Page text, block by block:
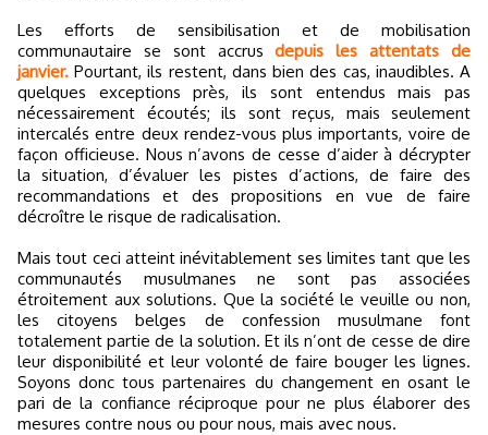
Les efforts de sensibilisation et de mobilisation
communautaire se sont accrusdepuis les attentats de
janvier. Pourtant, ils restent, dans bien des cas, inaudibles. A
quelques exceptions près, ils sont entendus mais pas
nécessairement écoutés; ils sont reçus, mais seulement
intercalés entre deux rendez-vous plus importants, voire de
façon officieuse. Nous n’avons de cesse d’aider à décrypter
la situation, d’évaluer les pistes d’actions, de faire des
recommandations et des propositions en vue de faire
décroître le risque de radicalisation.
Mais tout ceci atteint inévitablement ses limites tant que les
communautés musulmanes ne sont pas associées
étroitement aux solutions. Que la société le veuille ou non,
les citoyens belges de confession musulmane font
totalement partie de la solution. Et ils n’ont de cesse de dire
leur disponibilité et leur volonté de faire bouger les lignes.
Soyons donc tous partenaires du changement en osant le
pari de la confiance réciproque pour ne plus élaborer des
mesures contre nous ou pour nous, mais avec nous.